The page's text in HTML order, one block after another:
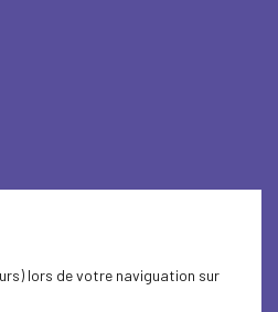
lors de votre naviguation sur